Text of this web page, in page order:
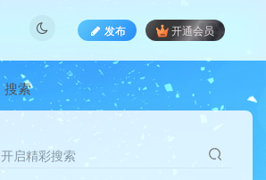
发布 开通会员
搜索
开启精彩搜索
开启精彩搜索